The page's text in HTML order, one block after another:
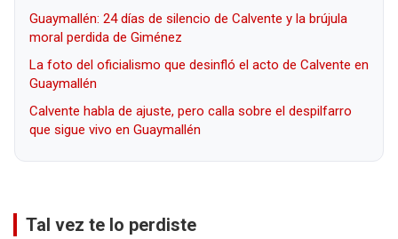
Guaymallén: 24 días de silencio de Calvente y la brújula
moral perdida de Giménez
La foto del oficialismo que desinfló el acto de Calvente en
Guaymallén
Calvente habla de ajuste, pero calla sobre el despilfarro
que sigue vivo en Guaymallén
Tal vez te lo perdiste